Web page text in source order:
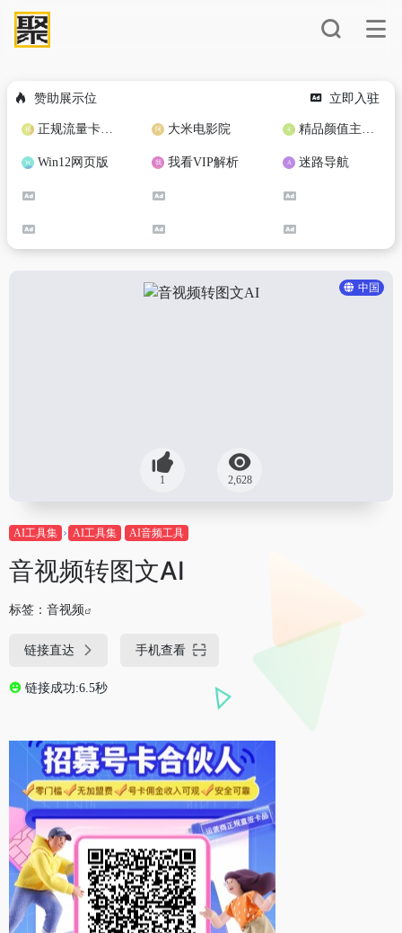
赞助展示位 立即入驻
正规流量卡免费加盟合作 大米电影院 精品颜值主播定制
Win12网页版 我看VIP解析 迷路导航
中国
1 2,628
AI工具集 AI工具集 AI音频工具
音视频转图文AI
标签： 音视频
链接直达 手机查看
链接成功:6.5秒